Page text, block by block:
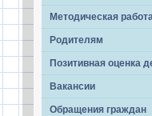
Методическая
Родителям
Позитивная оценка
Вакансии
Обращения граждан